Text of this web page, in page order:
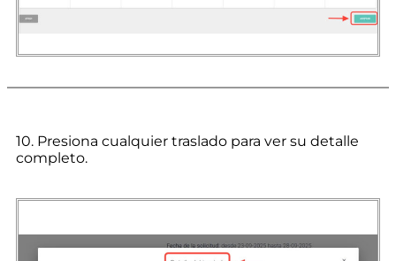
10. Presiona cualquier traslado para ver su detalle
completo.